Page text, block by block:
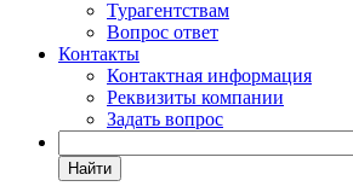
Турагентствам
Вопрос ответ
Контакты
Контактная информация
Реквизиты компании
Задать вопрос
Найти